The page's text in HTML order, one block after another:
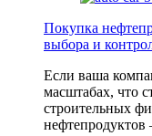
Покупка
выбора и
Если ваша
масштабах, что
строительных